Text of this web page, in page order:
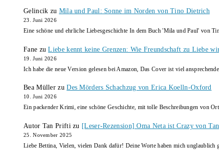
Gelincik zu Mila und Paul: Sonne im Norden von Tino Dietrich
23. Juni 2026
Eine schöne und ehrliche Liebesgeschichte In dem Buch 'Mila und Paul' von
Fane zuLiebe kennt keine Grenzen: Wie Freundschaft zu Liebe
19. Juni 2026
Ich habe die neue Version gelesen bei Amazon, Das Cover ist viel
Bea Müller zuDes Mörders Schachzug von Erica Koelln-Oxford
10. Juni 2026
Ein packender Krimi, eine schöne Geschichte, mit tolle Beschreibungen von
Autor Tan Prifti zu [Leser-Rezension] Oma Neta ist Crazy von
25. November 2025
Liebe Bettina, Vielen, vielen Dank dafür! Deine Worte haben mich unglaublich